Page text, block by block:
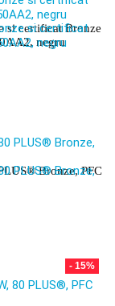
si certificat Bronze
negru
Bronze, PFC
- 15%